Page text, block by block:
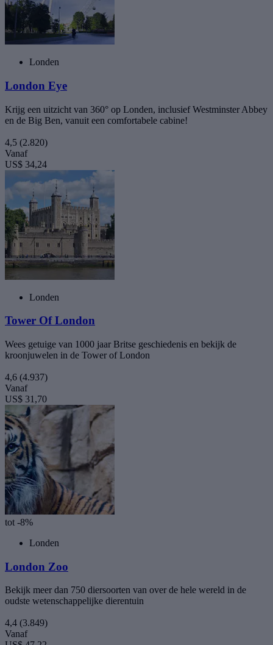
Londen
London Eye
Krijg een uitzicht van 360° op Londen, inclusief Westminster Abbey
en de Big Ben, vanuit een comfortabele cabine!
4,5 (2.820)
Vanaf
US$ 34,24
Londen
Tower Of London
Wees getuige van 1000 jaar Britse geschiedenis en bekijk de
kroonjuwelen in de Tower of London
4,6 (4.937)
Vanaf
US$ 31,70
tot -8%
Londen
London Zoo
Bekijk meer dan 750 diersoorten van over de hele wereld in de
oudste wetenschappelijke dierentuin
4,4 (3.849)
Vanaf